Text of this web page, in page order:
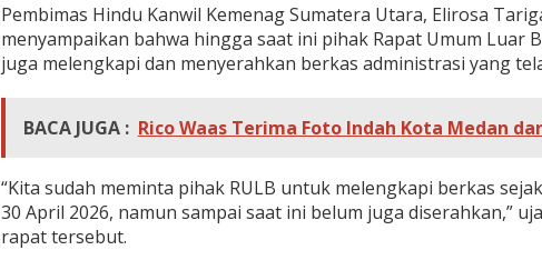
Pembimas Hindu Kanwil Kemenag Sumatera Utara, Elirosa
menyampaikan bahwa hingga saat ini pihak Rapat Umum Luar
juga melengkapi dan menyerahkan berkas administrasi yang
BACA JUGA : Rico Waas Terima Foto Indah Kota Medan
“Kita sudah meminta pihak RULB untuk melengkapi berkas
30 April 2026, namun sampai saat ini belum juga diserahkan,”
rapat tersebut.